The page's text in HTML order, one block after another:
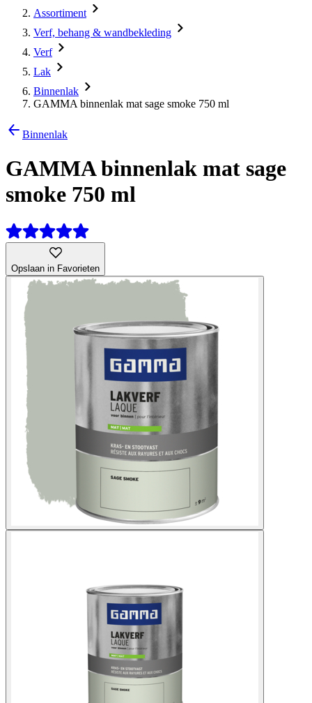
Assortiment
Verf, behang & wandbekleding
Verf
Lak
Binnenlak
GAMMA binnenlak mat sage smoke 750 ml
Binnenlak
GAMMA binnenlak mat sage
smoke 750 ml
Opslaan in Favorieten